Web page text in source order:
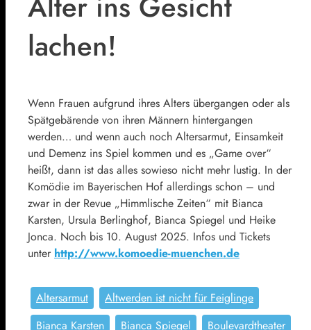
lachen!
Wenn Frauen aufgrund ihres Alters übergangen oder als
Spätgebärende von ihren Männern hintergangen
werden… und wenn auch noch Altersarmut, Einsamkeit
und Demenz ins Spiel kommen und es „Game over“
heißt, dann ist das alles sowieso nicht mehr lustig. In der
Komödie im Bayerischen Hof allerdings schon – und
zwar in der Revue „Himmlische Zeiten“ mit Bianca
Karsten, Ursula Berlinghof, Bianca Spiegel und Heike
Jonca. Noch bis 10. August 2025. Infos und Tickets
unter http://www.komoedie-muenchen.de
Altersarmut
Altwerden ist nicht für Feiglinge
Bianca Karsten
Bianca Spiegel
Boulevardtheater